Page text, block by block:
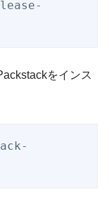
をインス